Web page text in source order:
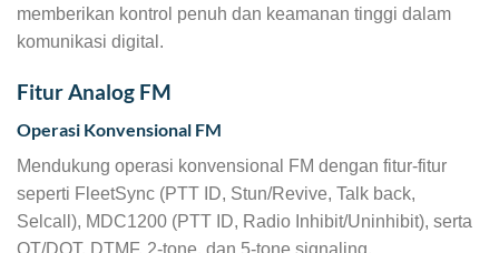
memberikan kontrol penuh dan keamanan tinggi dalam
komunikasi digital.
Fitur Analog FM
Operasi Konvensional FM
Mendukung operasi konvensional FM dengan fitur-fitur
seperti FleetSync (PTT ID, Stun/Revive, Talk back,
Selcall), MDC1200 (PTT ID, Radio Inhibit/Uninhibit), serta